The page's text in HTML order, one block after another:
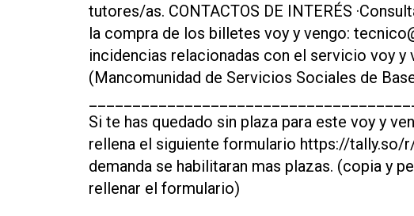
tutores/as. CONTACTOS DE INTERÉS
la compra de los billetes voy y vengo:
incidencias relacionadas con el servicio voy y
(Mancomunidad de Servicios Sociales de
Si te has quedado sin plaza para este voy y
rellena el siguiente formulario https://tally.so/
demanda se habilitaran mas plazas. (copia y
rellenar el formulario)